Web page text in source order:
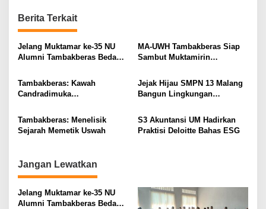
a
v
i
a
i
o
n
Berita Terkait
Jelang Muktamar ke-35 NU
Alumni Tambakberas Bedah
MA-UWH Tambakberas Siap
Sambut Muktamirin
Tambakberas: Kawah
Candradimuka
Ulama
Jejak Hijau SMPN 13 Malang
Bangun Lingkungan
Tambakberas: Menelisik
Sejarah Memetik Uswah
S3 Akuntansi UM Hadirkan
Praktisi Deloitte Bahas ESG
Jangan Lewatkan
Jelang Muktamar ke-35 NU
Alumni Tambakberas Bedah